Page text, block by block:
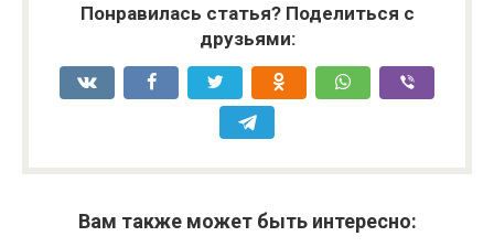
Понравилась статья? Поделиться с
друзьями:
Вам также может быть интересно: